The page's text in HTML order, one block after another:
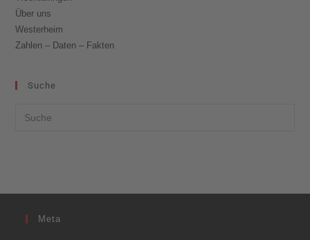
Über uns
Westerheim
Zahlen – Daten – Fakten
Suche
Meta